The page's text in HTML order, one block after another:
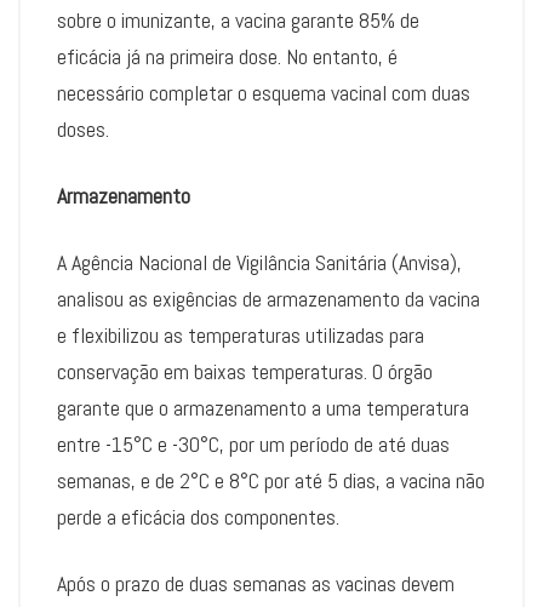
sobre o imunizante, a vacina garante 85% de
eficácia já na primeira dose. No entanto, é
necessário completar o esquema vacinal com duas
doses.
Armazenamento
A Agência Nacional de Vigilância Sanitária (Anvisa),
analisou as exigências de armazenamento da vacina
e flexibilizou as temperaturas utilizadas para
conservação em baixas temperaturas. O órgão
garante que o armazenamento a uma temperatura
entre -15°C e -30°C, por um período de até duas
semanas, e de 2°C e 8°C por até 5 dias, a vacina não
perde a eficácia dos componentes.
Após o prazo de duas semanas as vacinas devem